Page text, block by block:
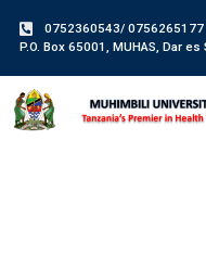
0752360543/ 0756265177
P.O. Box 65001, MUHAS, Dar es